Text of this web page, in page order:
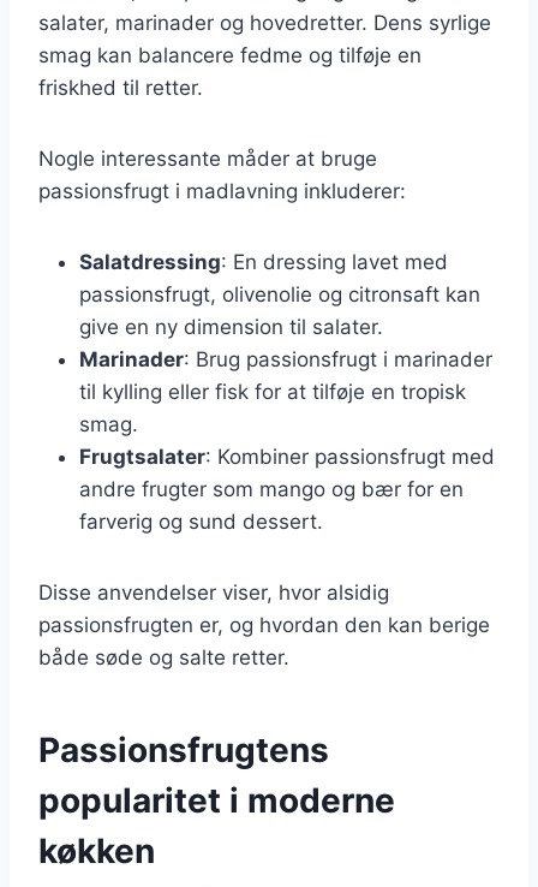
salater, marinader og hovedretter. Dens syrlige
smag kan balancere fedme og tilføje en
friskhed til retter.
Nogle interessante måder at bruge
passionsfrugt i madlavning inkluderer:
Salatdressing: En dressing lavet med
passionsfrugt, olivenolie og citronsaft kan
give en ny dimension til salater.
Marinader: Brug passionsfrugt i marinader
til kylling eller fisk for at tilføje en tropisk
smag.
Frugtsalater: Kombiner passionsfrugt med
andre frugter som mango og bær for en
farverig og sund dessert.
Disse anvendelser viser, hvor alsidig
passionsfrugten er, og hvordan den kan berige
både søde og salte retter.
Passionsfrugtens
popularitet i moderne
køkken